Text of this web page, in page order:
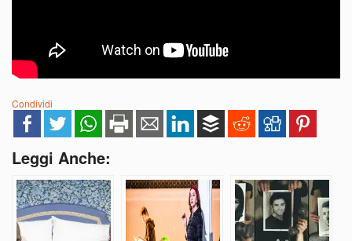
Condividi
Leggi Anche: